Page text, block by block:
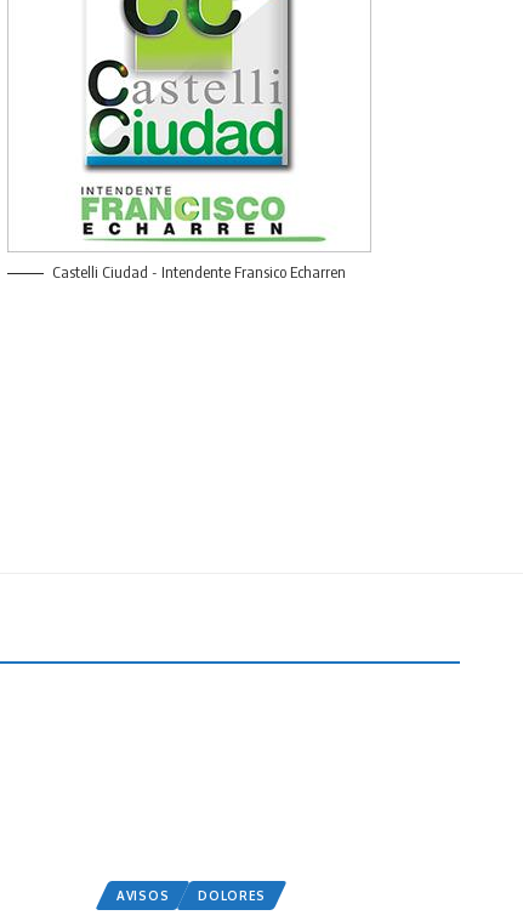
Castelli Ciudad - Intendente Fransico Echarren
AVISOS DOLORES